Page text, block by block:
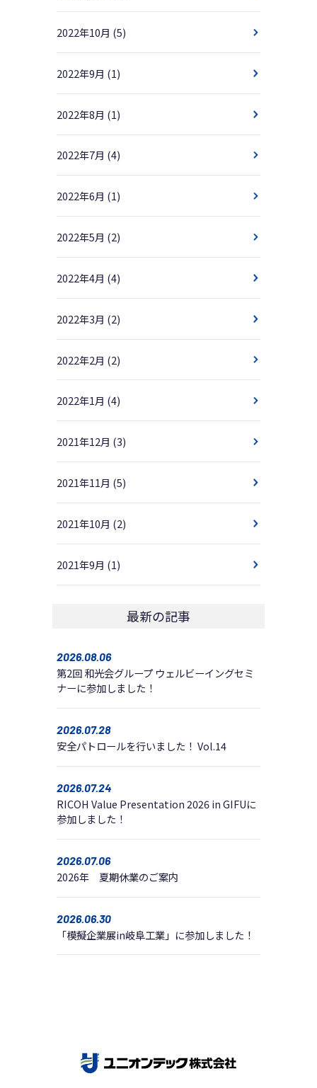
2022年10月 (5)
2022年9月 (1)
2022年8月 (1)
2022年7月 (4)
2022年6月 (1)
2022年5月 (2)
2022年4月 (4)
2022年3月 (2)
2022年2月 (2)
2022年1月 (4)
2021年12月 (3)
2021年11月 (5)
2021年10月 (2)
2021年9月 (1)
最新の記事
第2回 和光会グループ ウェルビーイングセミ
ナーに参加しました！
2026.08.06
安全パトロールを行いました！ Vol.14
2026.07.28
RICOH Value Presentation 2026 in GIFUに
参加しました！
2026.07.24
2026年 夏期休業のご案内
2026.07.06
「模擬企業展in岐阜工業」に参加しました！
2026.06.30